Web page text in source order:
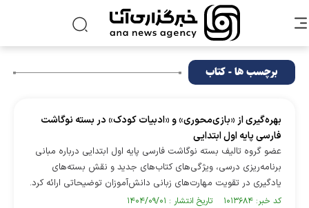
برچسب ها - کتاب
بهره‌گیری از «بازی‌محوری» و «ادبیات کودک» در بسته نوگاشت
فارسی پایه اول ابتدایی
عضو گروه تالیف بسته نوگاشت فارسی پایه اول ابتدایی درباره مبانی
برنامه‌ریزی درسی، ویژگی‌های کتاب‌های جدید و نقش بسته‌های
یادگیری در تقویت مهارت‌های زبانی دانش‌آموزان توضیحاتی ارائه کرد.
کد خبر: ۱۰۱۳۶۸۴ تاریخ انتشار : ۱۴۰۴/۰۹/۰۱